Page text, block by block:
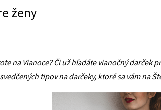
ženy
na Vianoce? Či už hľadáte vianočný darček
tipov na darčeky, ktoré sa vám na